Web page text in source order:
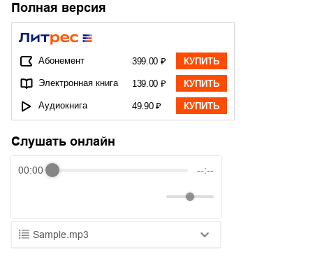
Полная версия
Абонемент 399.00 ₽ КУПИТЬ
Электронная книга 139.00 ₽ КУПИТЬ
Аудиокнига 49.90 ₽ КУПИТЬ
Слушать онлайн
00:00 --:--
Sample.mp3